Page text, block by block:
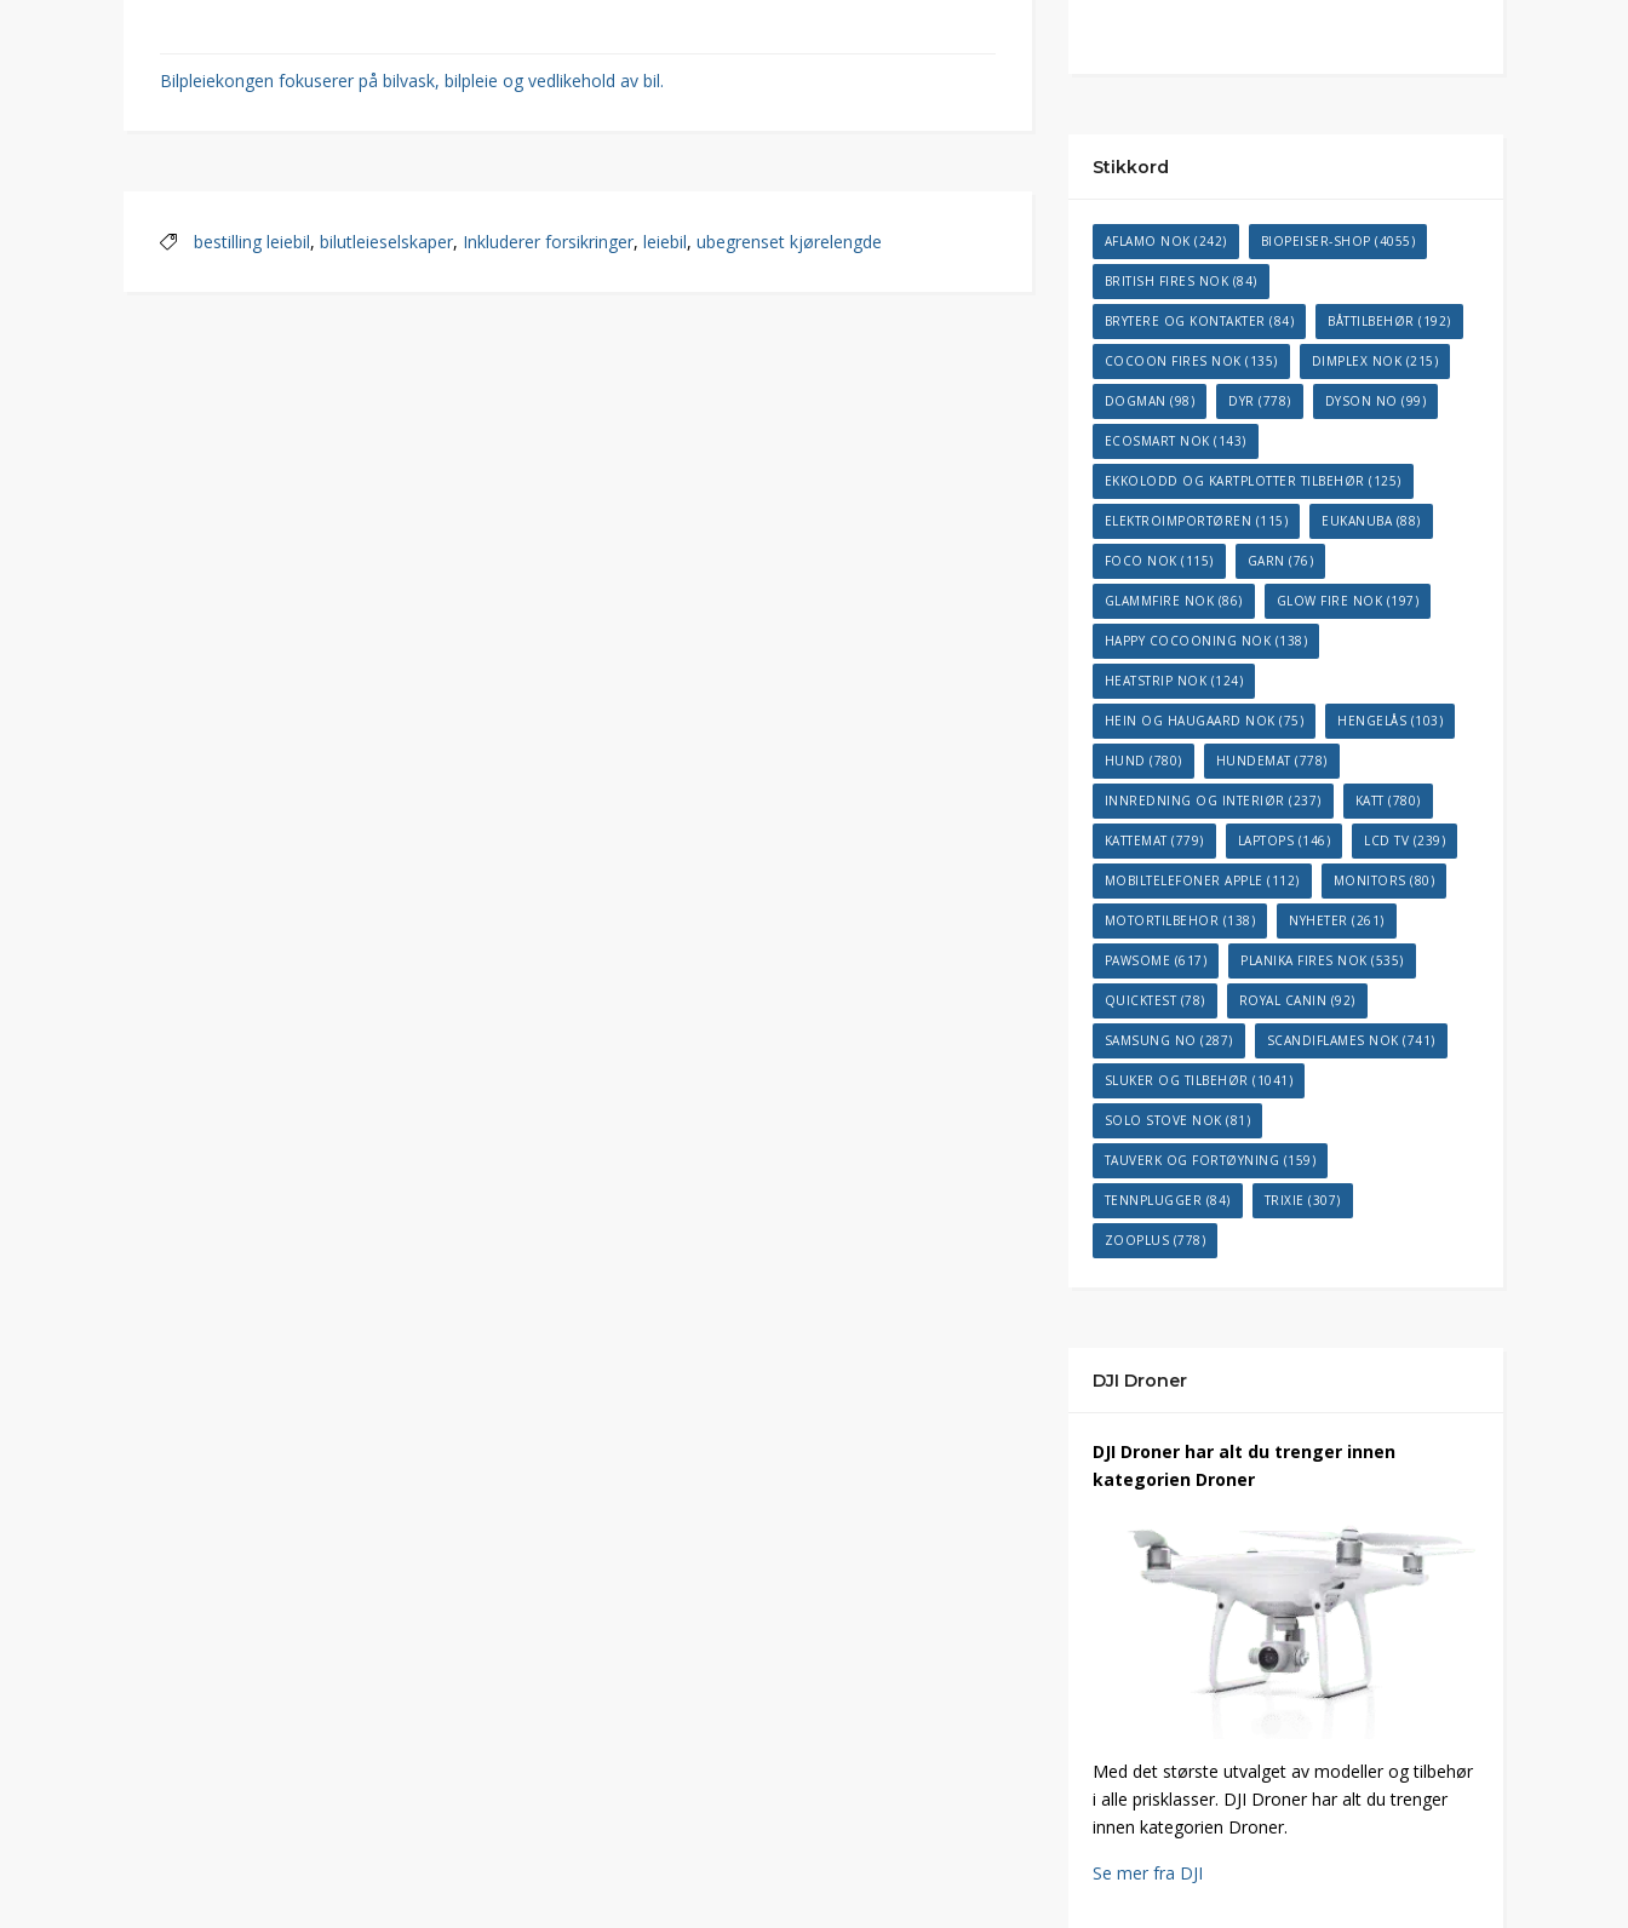
Bilpleiekongen fokuserer på bilvask, bilpleie og vedlikehold av bil.
bestilling leiebil, bilutleieselskaper, Inkluderer forsikringer, leiebil, ubegrenset kjørelengde
Stikkord
AFLAMO NOK (242) BIOPEISER-SHOP (4055)
BRITISH FIRES NOK (84)
BRYTERE OG KONTAKTER (84) BÅTTILBEHØR (192)
COCOON FIRES NOK (135) DIMPLEX NOK (215)
DOGMAN (98) DYR (778) DYSON NO (99)
ECOSMART NOK (143)
EKKOLODD OG KARTPLOTTER TILBEHØR (125)
ELEKTROIMPORTØREN (115) EUKANUBA(88)
FOCO NOK (115) GARN (76)
GLAMMFIRE NOK (86) GLOW FIRE NOK (197)
HAPPY COCOONING NOK (138)
HEATSTRIP NOK (124)
HEIN OG HAUGAARD NOK (75) HENGELÅS (103)
HUND (780) HUNDEMAT(778)
INNREDNING OG INTERIØR (237) KATT(780)
KATTEMAT(779) LAPTOPS (146) LCD TV (239)
MOBILTELEFONER APPLE (112) MONITORS (80)
MOTORTILBEHOR (138) NYHETER (261)
PAWSOME (617) PLANIKA FIRES NOK (535)
QUICKTEST(78) ROYAL CANIN (92)
SAMSUNG NO (287) SCANDIFLAMES NOK (741)
SLUKER OG TILBEHØR (1041)
SOLO STOVE NOK (81)
TAUVERK OG FORTØYNING (159)
TENNPLUGGER (84) TRIXIE (307)
ZOOPLUS (778)
DJI Droner
DJI Droner har alt du trenger innen
kategorien Droner
Med det største utvalget av modeller og tilbehør
i alle prisklasser. DJI Droner har alt du trenger
innen kategorien Droner.
Se mer fra DJI